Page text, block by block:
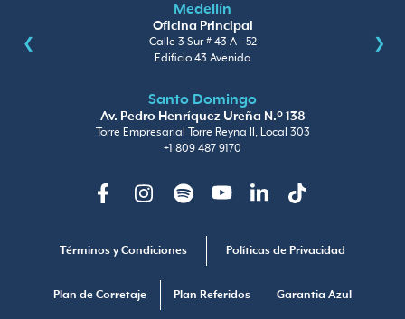
Medellín
Oficina Principal
Calle 3 Sur # 43 A - 52
Edificio 43 Avenida
Santo Domingo
Av. Pedro Henríquez Ureña N.º 138
Torre Empresarial Torre Reyna II, Local 303
+1 809 487 9170
Términos y Condiciones Políticas de Privacidad
Plan de Corretaje Plan Referidos Garantia Azul
FacebookInstagramSpotify YoutubeLinkedinTikTok